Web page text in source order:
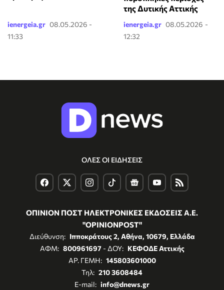
ienergeia.gr 08.05.2026 -
11:33
της Δυτικής Αττικής
ienergeia.gr 08.05.2026 -
12:32
ΟΛΕΣ ΟΙ ΕΙΔΗΣΕΙΣ
ΟΠΙΝΙΟΝ ΠΟΣΤ ΗΛΕΚΤΡΟΝΙΚΕΣ ΕΚΔΟΣΕΙΣ Α.Ε.
"OPINIONPOST"
Διεύθυνση: Ιπποκράτους 2, Αθήνα, 10679, Ελλάδα
ΑΦΜ: 800961697- ΔΟΥ: ΚΕΦΟΔΕ Αττικής
ΑΡ. ΓΕΜΗ: 145803601000
Τηλ: 210 3608484
E-mail: info@dnews.gr